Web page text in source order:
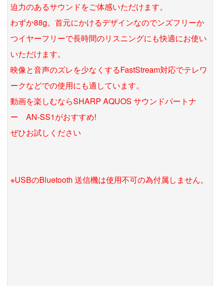
迫力のあるサウンドをご体感いただけます。
わずか88g。首元にかけるデザインなのでンズフリーか
つイヤーフリーで長時間のリスニングにも快適にお使い
いただけます。
映像と音声のズレを少なくするFastStream対応でテレワ
ークなどでの使用にも適しています。
動画を楽しむならSHARP AQUOS サウンドパートナ
ー AN-SS1がおすすめ!
ぜひお試しください
※USBのBluetooth 送信機は使用不可の為付属しません。